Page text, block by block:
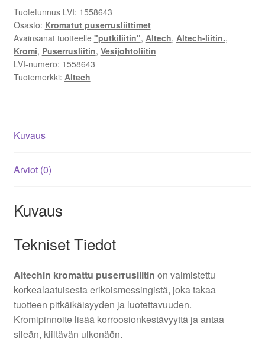
Tuotetunnus LVI: 1558643
Osasto: Kromatut puserrusliittimet
Avainsanat tuotteelle "putkiliitin", Altech, Altech-liitin.,
Kromi, Puserrusliitin, Vesijohtoliitin
LVI-numero: 1558643
Tuotemerkki: Altech
Kuvaus
Arviot (0)
Kuvaus
Tekniset Tiedot
Altechin kromattu puserrusliitin on valmistettu
korkealaatuisesta erikoismessingistä, joka takaa
tuotteen pitkäikäisyyden ja luotettavuuden.
Kromipinnoite lisää korroosionkestävyyttä ja antaa
sileän, kiiltävän ulkonäön.